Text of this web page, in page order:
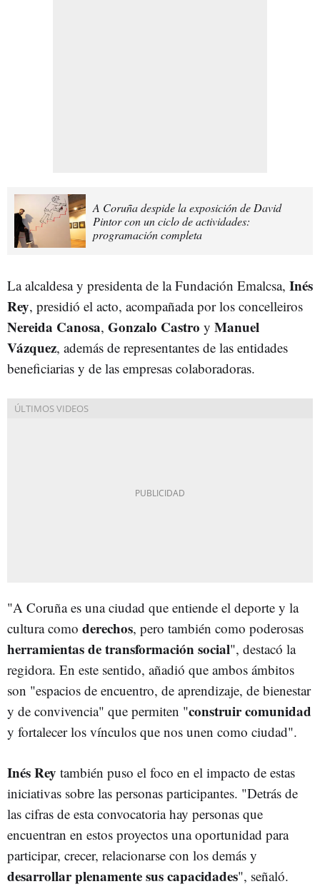
A Coruña despide la exposición de David
Pintor con un ciclo de actividades:
programación completa
La alcaldesa y presidenta de la Fundación Emalcsa, Inés
Rey, presidió el acto, acompañada por los concelleiros
Nereida Canosa, Gonzalo Castro y Manuel
Vázquez, además de representantes de las entidades
beneficiarias y de las empresas colaboradoras.
"A Coruña es una ciudad que entiende el deporte y la
cultura como derechos, pero también como poderosas
herramientas de transformación social", destacó la
regidora. En este sentido, añadió que ambos ámbitos
son "espacios de encuentro, de aprendizaje, de bienestar
y de convivencia" que permiten "construir comunidad
y fortalecer los vínculos que nos unen como ciudad".
Inés Rey también puso el foco en el impacto de estas
iniciativas sobre las personas participantes. "Detrás de
las cifras de esta convocatoria hay personas que
encuentran en estos proyectos una oportunidad para
participar, crecer, relacionarse con los demás y
desarrollar plenamente sus capacidades", señaló.